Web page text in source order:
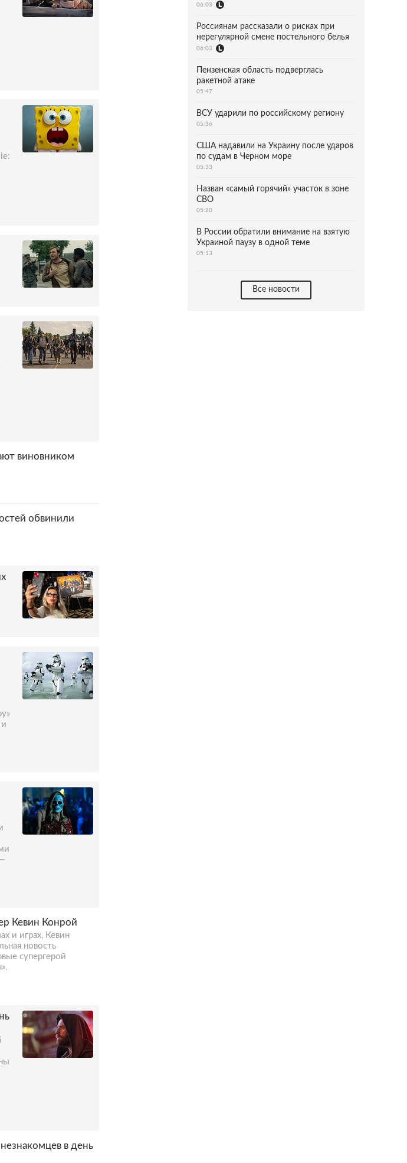
виновником
обвинили
Кевин Конрой
и играх, Кевин
новость
супергерой
в день
06:03
Россиянам рассказали о рисках при
нерегулярной смене постельного белья
06:03
Пензенская область подверглась
ракетной атаке
05:47
ВСУ ударили по российскому региону
05:36
США надавили на Украину после ударов
по судам в Черном море
05:33
Назван «самый горячий» участок в зоне
СВО
05:20
В России обратили внимание на взятую
Украиной паузу в одной теме
05:13
Все новости